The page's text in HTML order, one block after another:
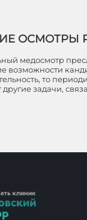
ОСМОТРЫ
медосмотр
возможности
то
задачи,